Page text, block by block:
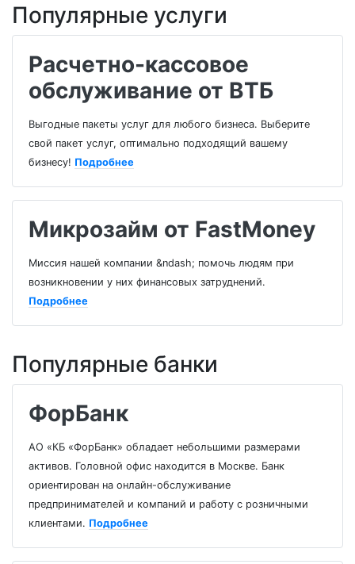
Популярные услуги
Расчетно-кассовое
обслуживание от ВТБ
Выгодные пакеты услуг для любого бизнеса. Выберите
свой пакет услуг, оптимально подходящий вашему
бизнесу! Подробнее
Микрозайм от FastMoney
Миссия нашей компании &ndash; помочь людям при
возникновении у них финансовых затруднений.
Подробнее
Популярные банки
ФорБанк
АО «КБ «ФорБанк» обладает небольшими размерами
активов. Головной офис находится в Москве. Банк
ориентирован на онлайн-обслуживание
предпринимателей и компаний и работу с розничными
клиентами. Подробнее